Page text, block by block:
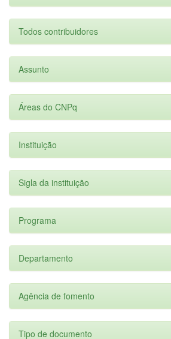
Todos contribuidores
Assunto
Áreas do CNPq
Instituição
Sigla da instituição
Programa
Departamento
Agência de fomento
Tipo de documento